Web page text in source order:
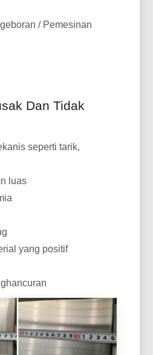
/ Pemesinan
Dan Tidak
seperti tarik,
luas
yang positif